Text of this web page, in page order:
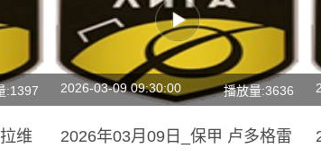
:1397
维
2026-03-09 09:30:00 播放量:3636
2026年03月09日_保甲 卢多格雷